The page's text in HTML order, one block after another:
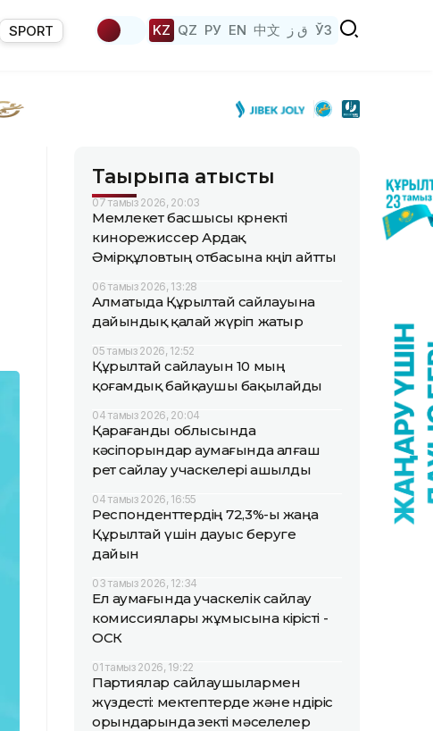
SPORT KZ QZ РУ EN 中文 ق ز ЎЗ
Тақырыпқа қатысты
07 тамыз 2026, 20:03
Мемлекет басшысы көрнекті
кинорежиссер Ардақ
Әмірқұловтың отбасына көңіл айтты
06 тамыз 2026, 13:28
Алматыда Құрылтай сайлауына
дайындық қалай жүріп жатыр
05 тамыз 2026, 12:52
Құрылтай сайлауын 10 мың
қоғамдық байқаушы бақылайды
04 тамыз 2026, 20:04
Қарағанды облысында
кәсіпорындар аумағында алғаш
рет сайлау учаскелері ашылды
04 тамыз 2026, 16:55
Респонденттердің 72,3%-ы жаңа
Құрылтай үшін дауыс беруге
дайын
03 тамыз 2026, 12:34
Ел аумағында учаскелік сайлау
комиссиялары жұмысына кірісті -
ОСК
01 тамыз 2026, 19:22
Партиялар сайлаушылармен
жүздесті: мектептерде және өндіріс
орындарында өзекті мәселелер